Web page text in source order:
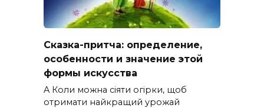
Сказка-притча: определение,
особенности и значение этой
формы искусства
A Коли можна сіяти огірки, щоб
отримати найкращий урожай